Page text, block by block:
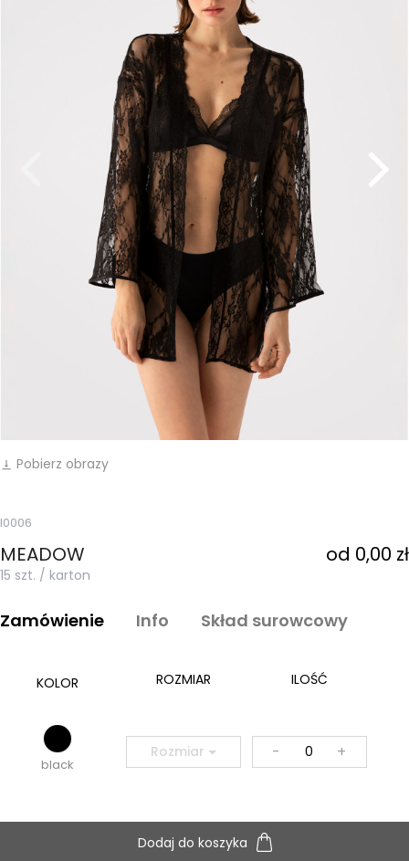
vertical_align_bottom Pobierz obrazy
I0006
MEADOW od 0,00 zł
15 szt. / karton
Zamówienie Info Skład surowcowy
KOLOR ROZMIAR ILOŚĆ
black
Rozmiar - +
Dodaj do koszyka